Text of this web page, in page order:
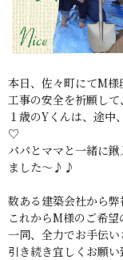
本日、佐々町にてM
工事の安全を祈願し
１歳のYくんは、途
♡
パパとママと一緒に
ました～♪♪
数ある建築会社から弊
これからM様のご希
一同、全力でお手伝
引き続き宜しくお願